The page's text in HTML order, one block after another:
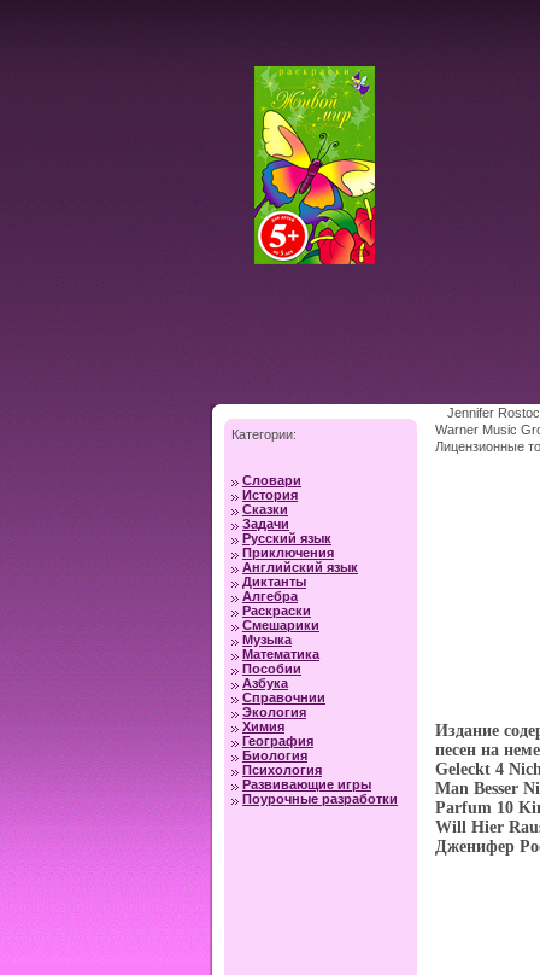
Категории:
Словари
История
Сказки
Задачи
Русский язык
Приключения
Английский язык
Диктанты
Алгебра
Раскраски
Смешарики
Музыка
Математика
Пособии
Азбука
Справочнии
Экология
Химия
География
Биология
Психология
Развивающие игры
Поурочные разработки
Jennifer
Warner Music
Лицензионные
Издание
песен на
Geleckt 4
Man Besser
Parfum 10
Will Hier
Дженифер